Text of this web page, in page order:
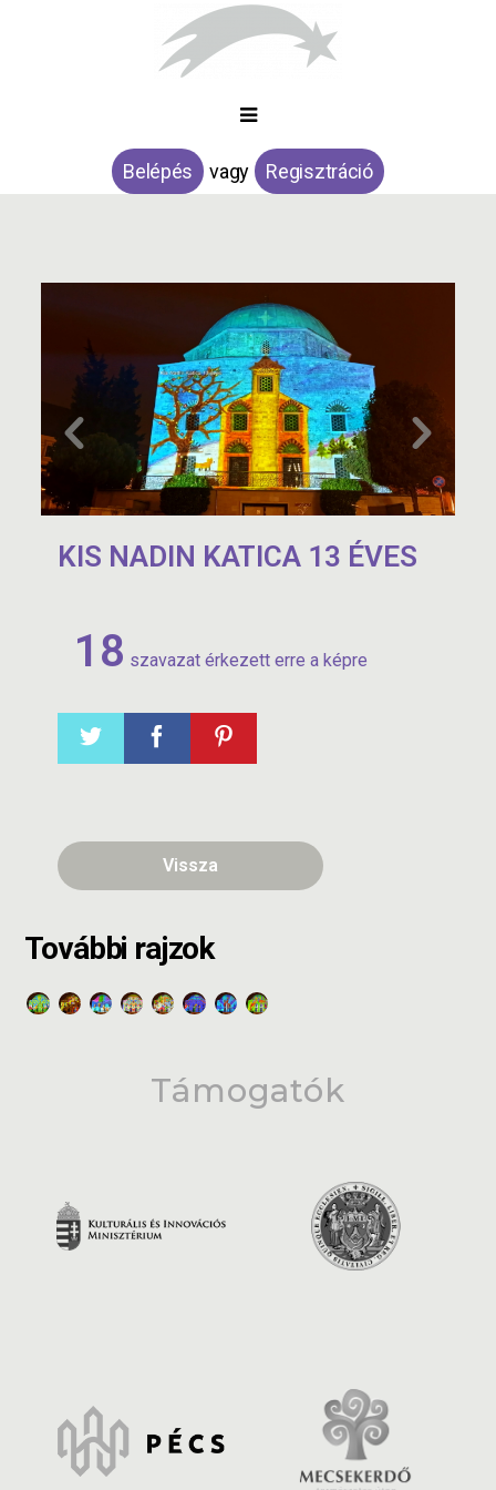
Belépés vagy Regisztráció
KIS NADIN KATICA 13 ÉVES
18 szavazat érkezett erre a képre
Vissza
További rajzok
Támogatók